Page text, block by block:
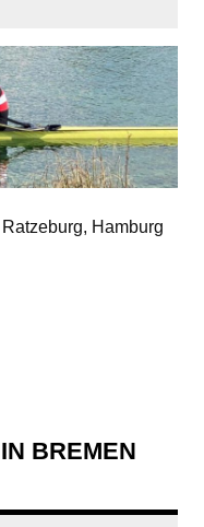
Hamburg
BREMEN